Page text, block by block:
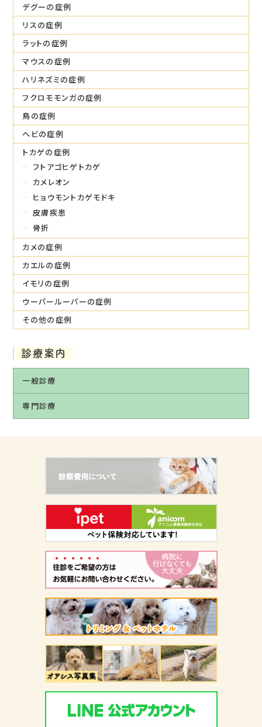
デグーの症例
リスの症例
ラットの症例
マウスの症例
ハリネズミの症例
フクロモモンガの症例
鳥の症例
ヘビの症例
トカゲの症例
フトアゴヒゲトカゲ
カメレオン
ヒョウモントカゲモドキ
皮膚疾患
骨折
カメの症例
カエルの症例
イモリの症例
ウーパールーパーの症例
その他の症例
診療案内
一般診療
専門診療